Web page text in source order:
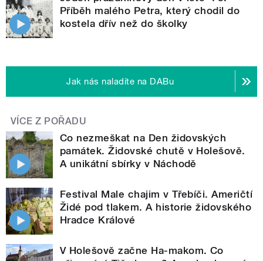
Příběh malého Petra, který chodil do
kostela dřív než do školky
Jak nás naladíte na DABu
VÍCE Z POŘADU
Co nezmeškat na Den židovských
památek. Židovské chutě v Holešově.
A unikátní sbírky v Náchodě
Festival Male chajim v Třebíči. Američtí
Židé pod tlakem. A historie židovského
Hradce Králové
V Holešově začne Ha-makom. Co